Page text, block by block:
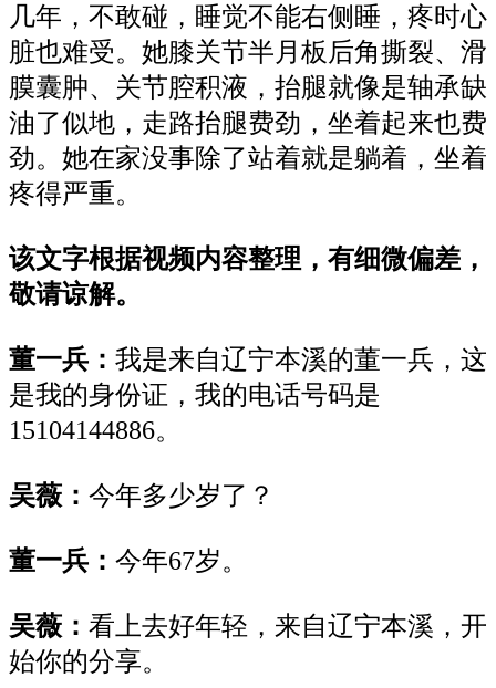
几年，不敢碰，睡觉不能右侧睡，疼时心
脏也难受。她膝关节半月板后角撕裂、滑
膜囊肿、关节腔积液，抬腿就像是轴承缺
油了似地，走路抬腿费劲，坐着起来也费
劲。她在家没事除了站着就是躺着，坐着
疼得严重。
该文字根据视频内容整理，有细微偏差，
敬请谅解。
董一兵： 我是来自辽宁本溪的董一兵，这
是我的身份证，我的电话号码是
15104144886。
吴薇： 今年多少岁了？
董一兵： 今年67岁。
吴薇： 看上去好年轻，来自辽宁本溪，开
始你的分享。